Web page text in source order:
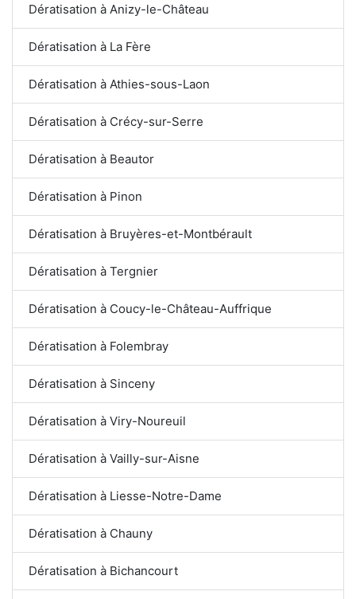
Dératisation à Anizy-le-Château
Dératisation à La Fère
Dératisation à Athies-sous-Laon
Dératisation à Crécy-sur-Serre
Dératisation à Beautor
Dératisation à Pinon
Dératisation à Bruyères-et-Montbérault
Dératisation à Tergnier
Dératisation à Coucy-le-Château-Auffrique
Dératisation à Folembray
Dératisation à Sinceny
Dératisation à Viry-Noureuil
Dératisation à Vailly-sur-Aisne
Dératisation à Liesse-Notre-Dame
Dératisation à Chauny
Dératisation à Bichancourt